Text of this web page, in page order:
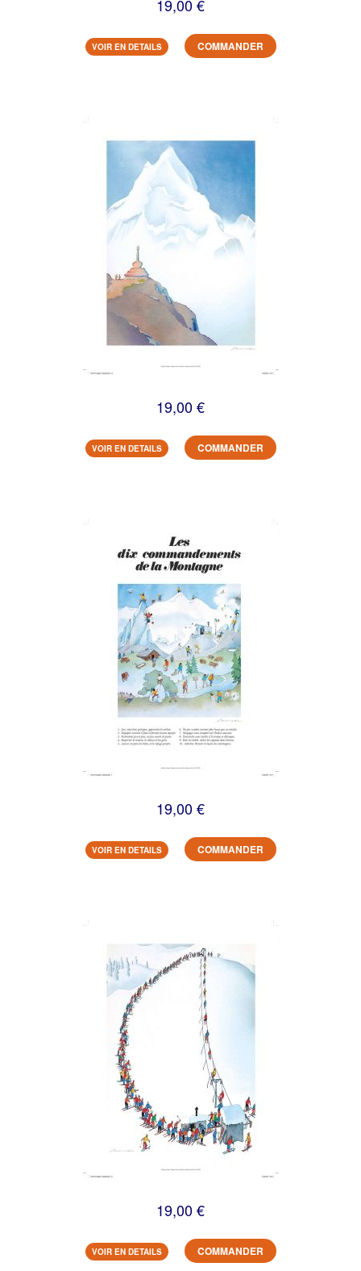
19,00 €
VOIR EN DETAILS COMMANDER
19,00 €
VOIR EN DETAILS COMMANDER
19,00 €
VOIR EN DETAILS COMMANDER
19,00 €
VOIR EN DETAILS COMMANDER